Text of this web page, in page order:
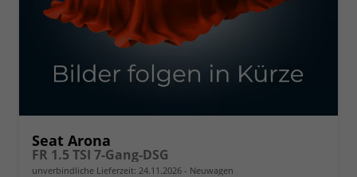
Seat Arona
FR 1.5 TSI 7-Gang-DSG
unverbindliche Lieferzeit: 24.11.2026 Neuwagen